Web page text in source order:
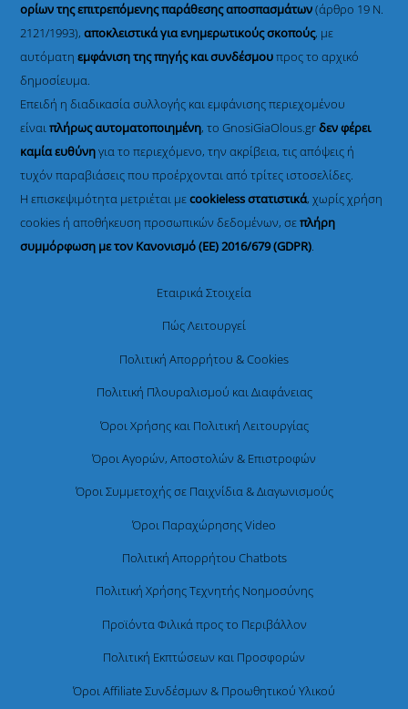
ορίων της επιτρεπόμενης παράθεσης αποσπασμάτων(άρθρο 19 Ν.
2121/1993), αποκλειστικά για ενημερωτικούς σκοπούς, με
αυτόματηεμφάνιση της πηγής και συνδέσμουπρος το αρχικό
δημοσίευμα.
Επειδή η διαδικασία συλλογής και εμφάνισης περιεχομένου
είναιπλήρως αυτοματοποιημένη, το GnosiGiaOlous.grδεν φέρει
καμία ευθύνηγια το περιεχόμενο, την ακρίβεια, τις απόψεις ή
τυχόν παραβιάσεις που προέρχονται από τρίτες ιστοσελίδες.
Η επισκεψιμότητα μετριέται μεcookieless στατιστικά, χωρίς χρήση
cookies ή αποθήκευση προσωπικών δεδομένων, σεπλήρη
συμμόρφωση με τον Κανονισμό (ΕΕ) 2016/679 (GDPR).
Εταιρικά Στοιχεία
Πώς Λειτουργεί
Πολιτική Απορρήτου & Cookies
Πολιτική Πλουραλισμού και Διαφάνειας
Όροι Χρήσης και Πολιτική Λειτουργίας
Όροι Αγορών, Αποστολών & Επιστροφών
Όροι Συμμετοχής σε Παιχνίδια & Διαγωνισμούς
Όροι Παραχώρησης Video
Πολιτική Απορρήτου Chatbots
Πολιτική Χρήσης Τεχνητής Νοημοσύνης
Προϊόντα Φιλικά προς το Περιβάλλον
Πολιτική Εκπτώσεων και Προσφορών
Όροι Affiliate Συνδέσμων & Προωθητικού Υλικού